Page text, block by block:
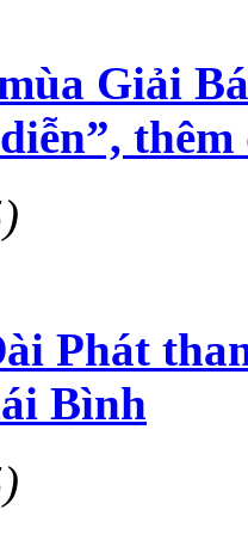
Giải
Phát
Bình